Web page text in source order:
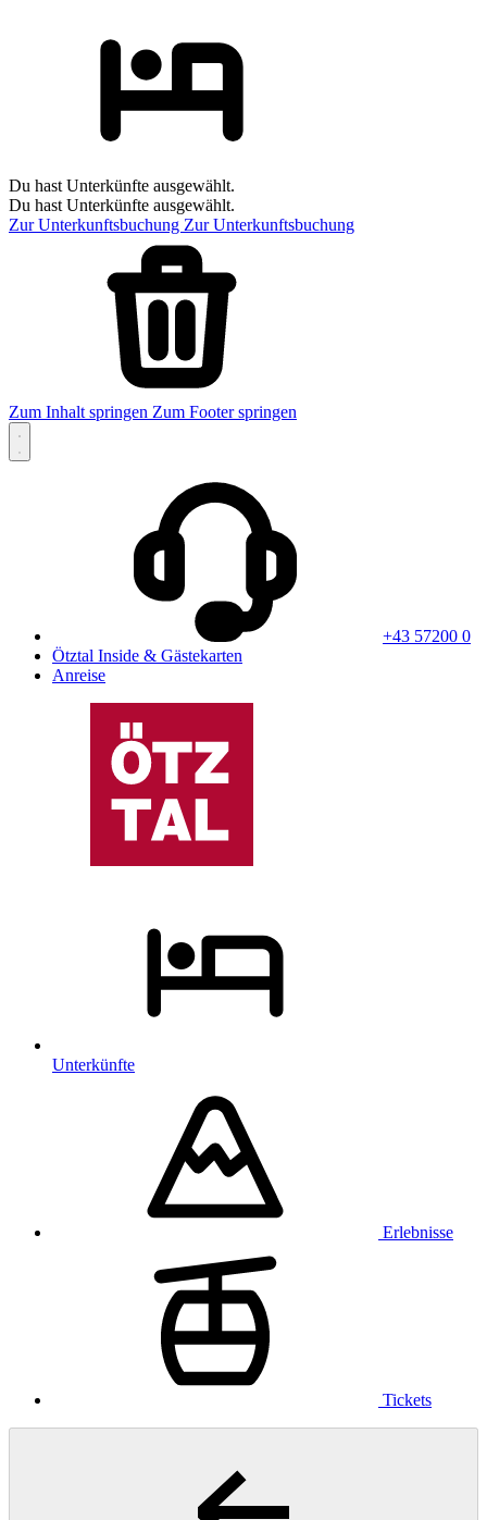
Du hast Unterkünfte ausgewählt.
Du hast Unterkünfte ausgewählt.
Zur Unterkunftsbuchung Zur Unterkunftsbuchung
Zum Inhalt springen Zum Footer springen
+43 57200 0
Ötztal Inside & Gästekarten
Anreise
Unterkünfte
Erlebnisse
Tickets